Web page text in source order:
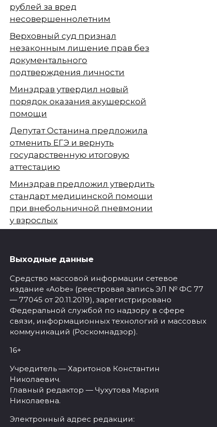
рублей за вред
несовершеннолетним
Верховный суд признал
незаконным лишение прав без
документального
подтверждения личности
Минздрав утвердил новый
порядок оказания акушерской
помощи
Депутат Останина предложила
отменить ЕГЭ и вернуть
государственную итоговую
аттестацию
Минздрав предложил утвердить
стандарт медицинской помощи
при внебольничной пневмонии
у взрослых
Выходные данные
Средство массовой информации сетевое
издание «Aobe» (реестровая запись ЭЛ № ФС 77
— 77045 от 20.11.2019), зарегистрировано
Федеральной службой по надзору в сфере
связи, информационных технологий и массовых
коммуникаций (Роскомнадзор).
16+
Учредитель — Харитонов Константин
Николаевич.
Главный редактор — Чухутова Мария
Николаевна.
Электронный адрес редакции: